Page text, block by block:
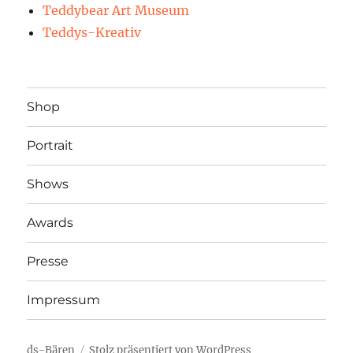
Teddybear Art Museum
Teddys-Kreativ
Shop
Portrait
Shows
Awards
Presse
Impressum
ds-Bären Stolz präsentiert von WordPress